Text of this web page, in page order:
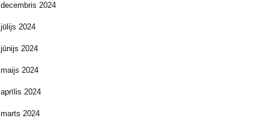
decembris 2024
jūlijs 2024
jūnijs 2024
maijs 2024
aprīlis 2024
marts 2024